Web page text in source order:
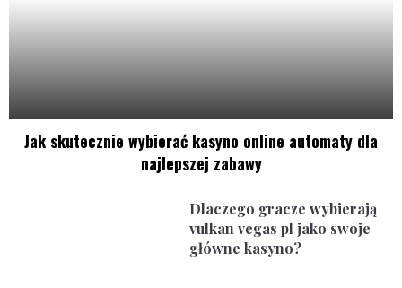
Jak skutecznie wybierać kasyno online automaty dla
najlepszej zabawy
Dlaczego gracze wybierają
vulkan vegas pl jako swoje
główne kasyno?